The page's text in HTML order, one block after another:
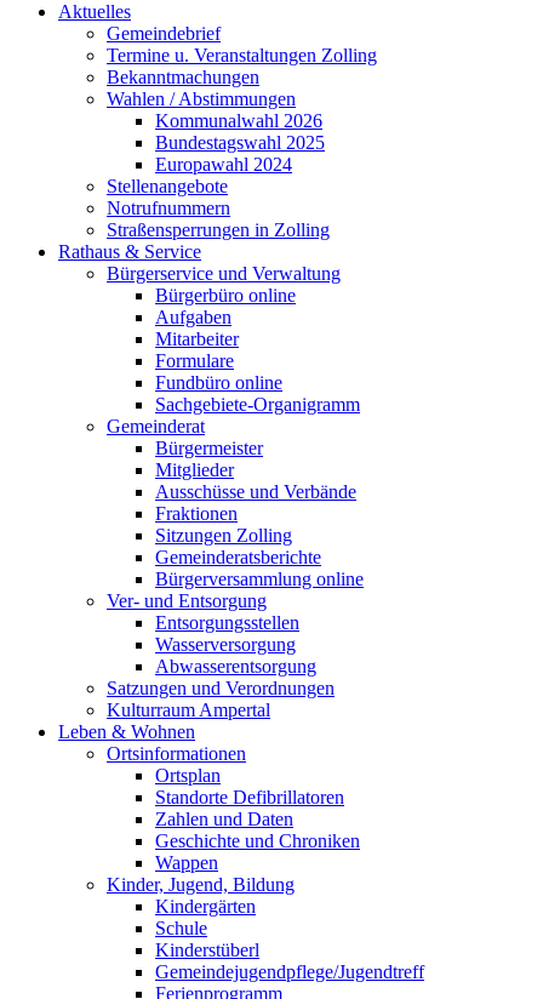
Aktuelles
Gemeindebrief
Termine u. Veranstaltungen Zolling
Bekanntmachungen
Wahlen / Abstimmungen
Kommunalwahl 2026
Bundestagswahl 2025
Europawahl 2024
Stellenangebote
Notrufnummern
Straßensperrungen in Zolling
Rathaus & Service
Bürgerservice und Verwaltung
Bürgerbüro online
Aufgaben
Mitarbeiter
Formulare
Fundbüro online
Sachgebiete-Organigramm
Gemeinderat
Bürgermeister
Mitglieder
Ausschüsse und Verbände
Fraktionen
Sitzungen Zolling
Gemeinderatsberichte
Bürgerversammlung online
Ver- und Entsorgung
Entsorgungsstellen
Wasserversorgung
Abwasserentsorgung
Satzungen und Verordnungen
Kulturraum Ampertal
Leben & Wohnen
Ortsinformationen
Ortsplan
Standorte Defibrillatoren
Zahlen und Daten
Geschichte und Chroniken
Wappen
Kinder, Jugend, Bildung
Kindergärten
Schule
Kinderstüberl
Gemeindejugendpflege/Jugendtreff
Ferienprogramm